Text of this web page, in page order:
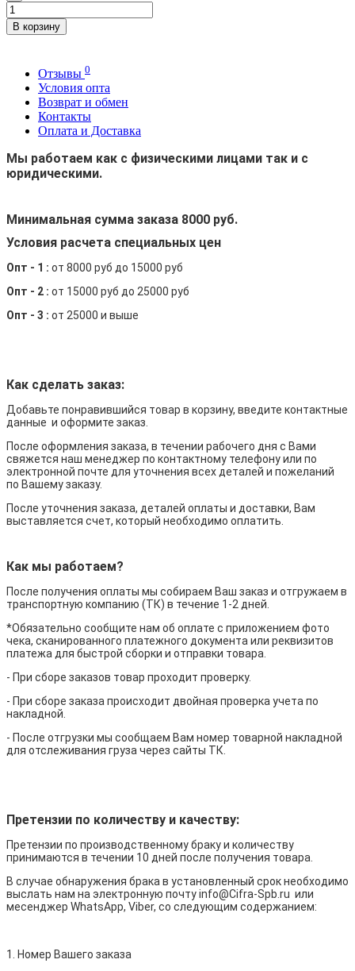
В корзину
Отзывы 0
Условия опта
Возврат и обмен
Контакты
Оплата и Доставка
Мы работаем как с физическими лицами так и с
юридическими.
Минимальная сумма заказа 8000 руб.
Условия расчета специальных цен
Опт - 1 : от 8000 руб до 15000 руб
Опт - 2 : от 15000 руб до 25000 руб
Опт - 3 : от 25000 и выше
Как сделать заказ:
Добавьте понравившийся товар в корзину, введите контактные
данные и оформите заказ.
После оформления заказа, в течении рабочего дня с Вами
свяжется наш менеджер по контактному телефону или по
электронной почте для уточнения всех деталей и пожеланий
по Вашему заказу.
После уточнения заказа, деталей оплаты и доставки, Вам
выставляется счет, который необходимо оплатить.
Как мы работаем?
После получения оплаты мы собираем Ваш заказ и отгружаем в
транспортную компанию (ТК) в течение 1-2 дней.
*Обязательно сообщите нам об оплате с приложением фото
чека, сканированного платежного документа или реквизитов
платежа для быстрой сборки и отправки товара.
- При сборе заказов товар проходит проверку.
- При сборе заказа происходит двойная проверка учета по
накладной.
- После отгрузки мы сообщаем Вам номер товарной накладной
для отслеживания груза через сайты ТК.
Претензии по количеству и качеству:
Претензии по производственному браку и количеству
принимаются в течении 10 дней после получения товара.
В случае обнаружения брака в установленный срок необходимо
выслать нам на электронную почту info@Cifra-Spb.ru или
месенджер WhatsApp, Viber, со следующим содержанием:
1. Номер Вашего заказа